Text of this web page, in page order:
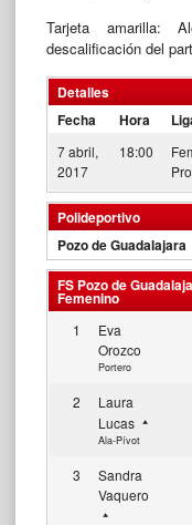
Tarjeta amarilla:
descalificación del
Detalles
Fecha
Hora
7 abril,
2017
18:00
Polideportivo
Pozo de Guadalajara
FS Pozo de
Femenino
1
Eva
Orozco
Portero
2
Laura
Lucas
Ala-Pívot
3
Sandra
Vaquero